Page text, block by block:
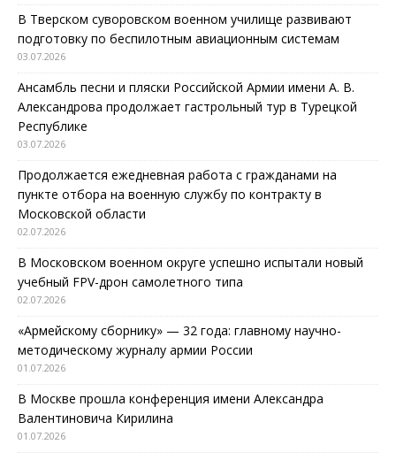
В Тверском суворовском военном училище развивают
подготовку по беспилотным авиационным системам
03.07.2026
Ансамбль песни и пляски Российской Армии имени А. В.
Александрова продолжает гастрольный тур в Турецкой
Республике
03.07.2026
Продолжается ежедневная работа с гражданами на
пункте отбора на военную службу по контракту в
Московской области
02.07.2026
В Московском военном округе успешно испытали новый
учебный FPV-дрон самолетного типа
02.07.2026
«Армейскому сборнику» — 32 года: главному научно-
методическому журналу армии России
01.07.2026
В Москве прошла конференция имени Александра
Валентиновича Кирилина
01.07.2026